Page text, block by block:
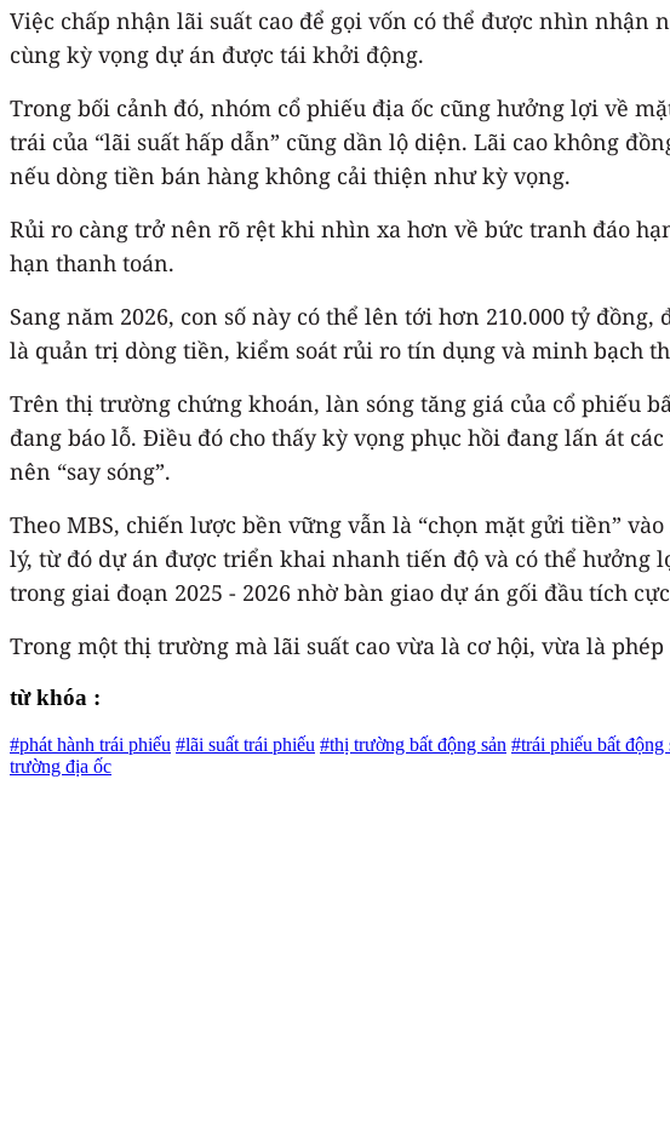
Việc chấp nhận lãi suất cao để gọi vốn có thể được nhìn
cùng kỳ vọng dự án được tái khởi động.
Trong bối cảnh đó, nhóm cổ phiếu địa ốc cũng hưởng lợi về
trái của “lãi suất hấp dẫn” cũng dần lộ diện. Lãi cao không
nếu dòng tiền bán hàng không cải thiện như kỳ vọng.
Rủi ro càng trở nên rõ rệt khi nhìn xa hơn về bức tranh đáo
hạn thanh toán.
Sang năm 2026, con số này có thể lên tới hơn 210.000 tỷ
là quản trị dòng tiền, kiểm soát rủi ro tín dụng và minh bạch
Trên thị trường chứng khoán, làn sóng tăng giá của cổ phiếu
đang báo lỗ. Điều đó cho thấy kỳ vọng phục hồi đang lấn át
nên “say sóng”.
Theo MBS, chiến lược bền vững vẫn là “chọn mặt gửi tiền”
lý, từ đó dự án được triển khai nhanh tiến độ và có thể hưởng
trong giai đoạn 2025 - 2026 nhờ bàn giao dự án gối đầu tích
Trong một thị trường mà lãi suất cao vừa là cơ hội, vừa là
từ khóa :
#phát hành trái phiếu #lãi suất trái phiếu #thị trường bất động sản #trái phiếu bất động
trường địa ốc